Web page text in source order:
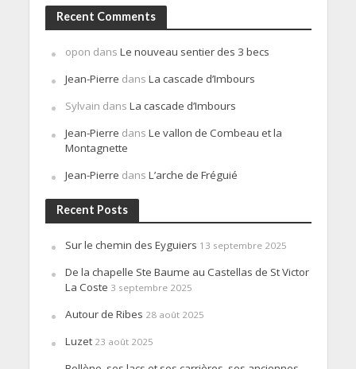
Recent Comments
opon dans Le nouveau sentier des 3 becs
Jean-Pierre dans La cascade d’Imbours
Sylvain dans La cascade d’Imbours
Jean-Pierre dans Le vallon de Combeau et la
Montagnette
Jean-Pierre dans L’arche de Fréguié
Recent Posts
Sur le chemin des Eyguiers 13 septembre 2025
De la chapelle Ste Baume au Castellas de St Victor
La Coste 3 septembre 2025
Autour de Ribes 28 août 2025
Luzet 23 août 2025